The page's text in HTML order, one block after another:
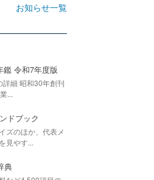
お知らせ一覧
鑑 令和7年度版
細 昭和30年創刊
...
ドブック
ズのほか、代表メ
見やす...
典